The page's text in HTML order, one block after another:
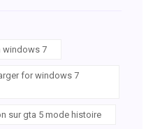
windows 7
for windows 7
sur gta 5 mode histoire